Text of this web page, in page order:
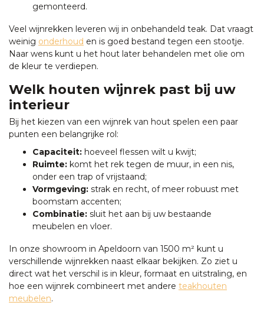
gemonteerd.
Veel wijnrekken leveren wij in onbehandeld teak. Dat vraagt
weinig onderhoud en is goed bestand tegen een stootje.
Naar wens kunt u het hout later behandelen met olie om
de kleur te verdiepen.
Welk houten wijnrek past bij uw
interieur
Bij het kiezen van een wijnrek van hout spelen een paar
punten een belangrijke rol:
Capaciteit: hoeveel flessen wilt u kwijt;
Ruimte: komt het rek tegen de muur, in een nis,
onder een trap of vrijstaand;
Vormgeving: strak en recht, of meer robuust met
boomstam accenten;
Combinatie: sluit het aan bij uw bestaande
meubelen en vloer.
In onze showroom in Apeldoorn van 1500 m² kunt u
verschillende wijnrekken naast elkaar bekijken. Zo ziet u
direct wat het verschil is in kleur, formaat en uitstraling, en
hoe een wijnrek combineert met andere teakhouten
meubelen.